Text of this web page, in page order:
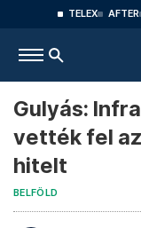
TELEX AFTER
Gulyás:
vették fel
hitelt
BELFÖLD